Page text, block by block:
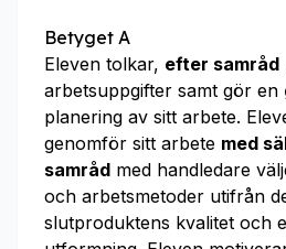
Betyget A
Eleven tolkar, efter samråd
arbetsuppgifter samt gör en
planering av sitt arbete.
genomför sitt arbete med
samråd med handledare
och arbetsmetoder utifrån
slutproduktens kvalitet och